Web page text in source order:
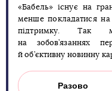
«Бабель» існує на
менше покладатися
підтримку. Так
на зобов’язаннях
й об’єктивну новинну
Разово